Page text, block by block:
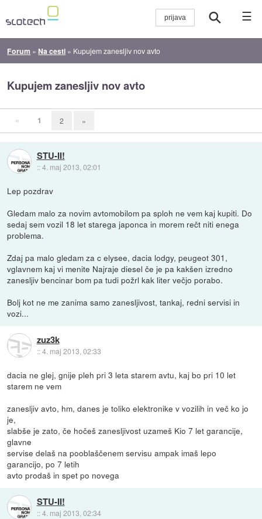
☰
Forum » Na cesti » Kupujem zanesljiv nov avto
Kupujem zanesljiv nov avto
« 1 2 »
STU-II!
::4. maj 2013, 02:01
Lep pozdrav
Gledam malo za novim avtomobilom pa sploh ne vem kaj kupiti. Do
sedaj sem vozil 18 let starega japonca in morem rečt niti enega
problema.
Zdaj pa malo gledam za c elysee, dacia lodgy, peugeot 301,
vglavnem kaj vi menite Najraje diesel če je pa kakšen izredno
zanesljiv bencinar bom pa tudi požrl kak liter večjo porabo.
Bolj kot ne me zanima samo zanesljivost, tankaj, redni servisi in
vozi...
zuz3k
::4. maj 2013, 02:33
dacia ne glej, gnije pleh pri 3 leta starem avtu, kaj bo pri 10 let
starem ne vem
zanesljiv avto, hm, danes je toliko elektronike v vozilih in več ko jo
je,
slabše je zato, če hočeš zanesljivost uzameš Kio 7 let garancije,
glavne
servise delaš na pooblaščenem servisu ampak imaš lepo
garancijo, po 7 letih
avto prodaš in spet po novega
STU-II!
::4. maj 2013, 02:34